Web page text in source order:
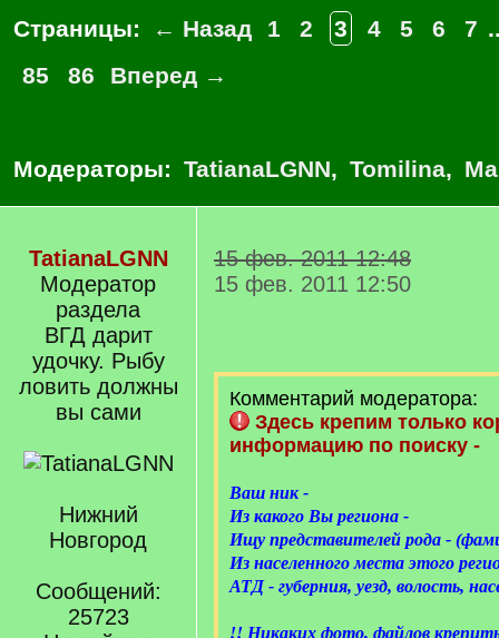
Страницы: ← Назад 1 2 3 4 5 6 7
85
86 Вперед →
Модераторы: TatianaLGNN, Tomilina,
TatianaLGNN
Модератор
раздела
ВГД дарит
удочку. Рыбу
ловить должны
вы сами
Нижний
Новгород
Сообщений:
25723
15 фев. 2011 12:48
15 фев. 2011 12:50
Комментарий модератора:
Здесь крепим только
информацию по поиску -
Ваш ник -
Из какого Вы региона -
Ищу представителей рода -
Из населенного места этого
АТД - губерния, уезд, волость,
!! Никаких фото, файлов